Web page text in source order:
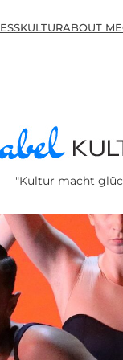
ESSKULTURABOUT ME
"Kultur macht